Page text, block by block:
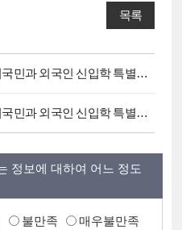
목록
2024학년도 재외국민과 외국인 신입학 특별전형(정원내 2%, 전교육과정 이수자) 모집요강 안내
2022학년도 재외국민과 외국인 신입학 특별전형 모집요강 안내
정보에 대하여 어느 정도
불만족 매우불만족